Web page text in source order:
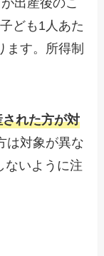
ども1人あた
ます。所得制
れた方が対
は対象が異な
ないように注